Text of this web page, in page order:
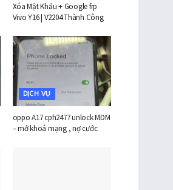
Xóa Mật Khẩu + Google frp
Vivo Y16 | V2204 Thành Công
DỊCH VỤ
oppo A17 cph2477 unlock MDM
– mở khoá mạng , nợ cước